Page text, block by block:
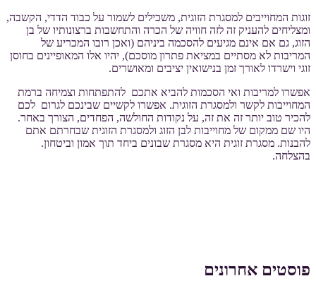
זוגות המחוייבים למסגרת הזוגית, משכילים לשמור על כבוד הדדי, הקשבה,
ומצליחים להעניק זה לזה חוויה של הכרה והתחשבות ברצונותיו של בן
הזוג, גם אם אינם מגיעים להסכמה ביניהם (ואכן רובו המכריע של
המריבות לא מסתיים במציאת פתרון מוסכם), יהיו אלו המאופיינים בחוסן
זוגי וישרדו לאורך זמן בנישואין יציבים ומאושרים.
אפשרו למריבות ואי הסכמות להביא אתכם להתפתחות וצמיחה ברמת
המחוייבות לקשר ולמסגרת הזוגית. אפשרו לקשיים שבינכם לגרום לכם
להכיר טוב יותר זה את זה, על נקודות החולשה, הפחדים, הצורך באחר.
היו שם ממקום של מחוייבות לבן הזוג ולמסגרת הזוגית שבחרתם אתם
להבנות. מסגרת זוגית היא מסגרת שבונים ביחד תוך אמון וביטחון.
בהצלחה.
פוסטים אחרונים